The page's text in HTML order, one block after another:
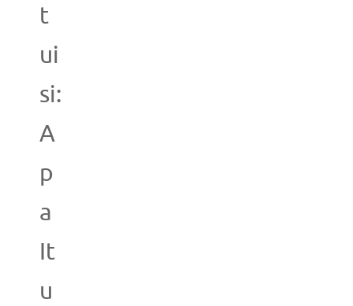
t
ui
si:
A
p
a
It
u